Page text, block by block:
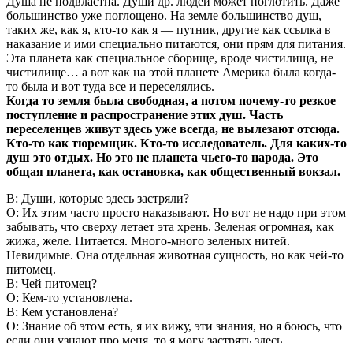
большинство уже поглощено. На земле большинство душ,
таких же, как я, кто-то как я — путник, другие как ссылка в
наказание и ими специально питаются, они прям для питания.
Эта планета как специальное сборище, вроде чистилища, не
чистилище… а вот как на этой планете Америка была когда-
то была и вот туда все и переселялись.
Когда то земля была свободная, а потом почему-то резкое
поступление и распространение этих душ. Часть
переселенцев живут здесь уже всегда, не вылезают отсюда.
Кто-то как тюремщик. Кто-то исследователь. Для каких-то
душ это отдых. Но это не планета чьего-то народа. Это
общая планета, как остановка, как общественный вокзал.
В: Души, которые здесь застряли?
О: Их этим часто просто наказывают. Но вот не надо при этом
забывать, что сверху летает эта хрень. Зеленая огромная, как
жижа, желе. Питается. Много-много зеленых нитей.
Невидимые. Она отдельная животная сущность, но как чей-то
питомец.
В: Чей питомец?
О: Кем-то установлена.
В: Кем установлена?
О: Знание об этом есть, я их вижу, эти знания, но я боюсь, что
если они узнают про меня, то я могу застрять здесь